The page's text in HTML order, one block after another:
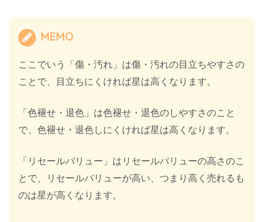
MEMO
ここでいう「傷・汚れ」は傷・汚れの目立ちやすさの
ことで、目立ちにくければ星は高くなります。
「色褪せ・退色」は色褪せ・退色のしやすさのこと
で、色褪せ・退色しにくければ星は高くなります。
「リセールバリュー」はリセールバリューの高さのこ
とで、リセールバリューが高い、つまり高く売れるも
のは星が高くなります。